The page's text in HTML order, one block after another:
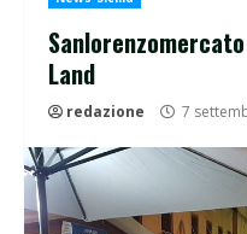
Land
redazione 7